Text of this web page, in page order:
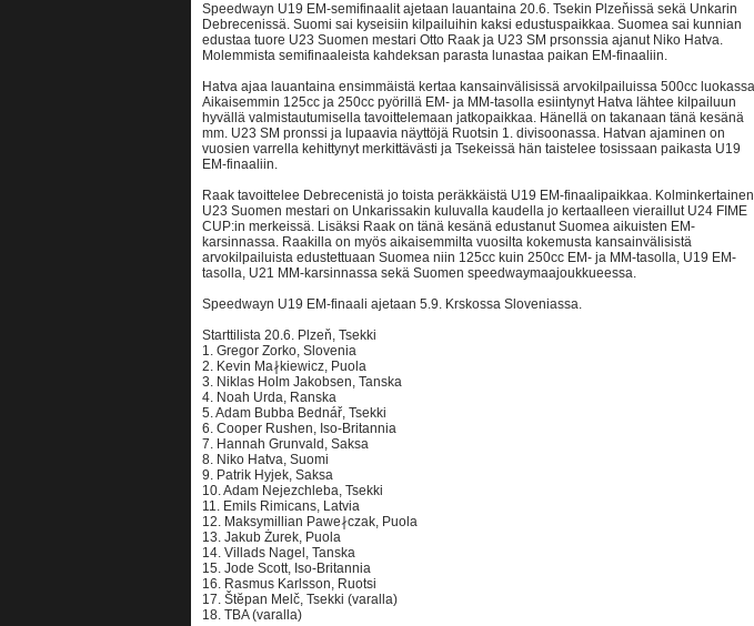
Speedwayn U19 EM-semifinaalit ajetaan lauantaina 20.6. Tsekin Plzeňissä sekä Unkarin
Debrecenissä. Suomi sai kyseisiin kilpailuihin kaksi edustuspaikkaa. Suomea sai kunnian
edustaa tuore U23 Suomen mestari Otto Raak ja U23 SM prsonssia ajanut Niko Hatva.
Molemmista semifinaaleista kahdeksan parasta lunastaa paikan EM-finaaliin.
Hatva ajaa lauantaina ensimmäistä kertaa kansainvälisissä arvokilpailuissa 500cc
Aikaisemmin 125cc ja 250cc pyörillä EM- ja MM-tasolla esiintynyt Hatva lähtee kilpailuun
hyvällä valmistautumisella tavoittelemaan jatkopaikkaa. Hänellä on takanaan tänä kesänä
mm. U23 SM pronssi ja lupaavia näyttöjä Ruotsin 1. divisoonassa. Hatvan ajaminen on
vuosien varrella kehittynyt merkittävästi ja Tsekeissä hän taistelee tosissaan paikasta U19
EM-finaaliin.
Raak tavoittelee Debrecenistä jo toista peräkkäistä U19 EM-finaalipaikkaa. Kolminkertainen
U23 Suomen mestari on Unkarissakin kuluvalla kaudella jo kertaalleen vieraillut U24 FIME
CUP:in merkeissä. Lisäksi Raak on tänä kesänä edustanut Suomea aikuisten EM-
karsinnassa. Raakilla on myös aikaisemmilta vuosilta kokemusta kansainvälisistä
arvokilpailuista edustettuaan Suomea niin 125cc kuin 250cc EM- ja MM-tasolla, U19 EM-
tasolla, U21 MM-karsinnassa sekä Suomen speedwaymaajoukkueessa.
Speedwayn U19 EM-finaali ajetaan 5.9. Krskossa Sloveniassa.
Starttilista 20.6. Plzeň, Tsekki
1. Gregor Zorko, Slovenia
2. Kevin Ma∤kiewicz, Puola
3. Niklas Holm Jakobsen, Tanska
4. Noah Urda, Ranska
5. Adam Bubba Bednář, Tsekki
6. Cooper Rushen, Iso-Britannia
7. Hannah Grunvald, Saksa
8. Niko Hatva, Suomi
9. Patrik Hyjek, Saksa
10. Adam Nejezchleba, Tsekki
11. Emils Rimicans, Latvia
12. Maksymillian Pawe∤czak, Puola
13. Jakub Żurek, Puola
14. Villads Nagel, Tanska
15. Jode Scott, Iso-Britannia
16. Rasmus Karlsson, Ruotsi
17. Štĕpan Melč, Tsekki (varalla)
18. TBA (varalla)